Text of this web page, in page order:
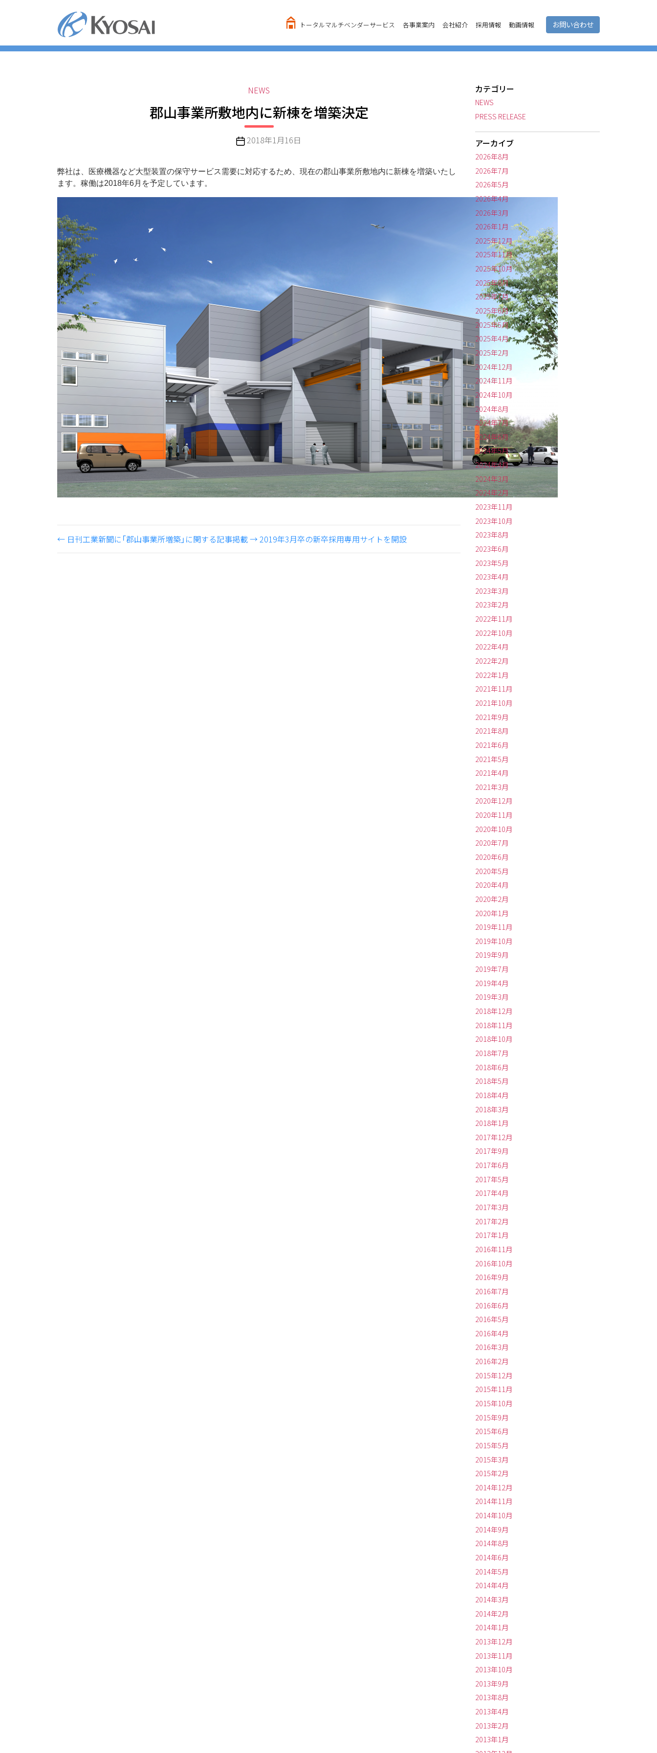
ツ
トータルマルチベンダーサービス 各事業案内 会社紹介 採用情報 動画情報 お問い合わせ
カ
ゴ
リ
ー
NEWS
郡山事業所敷地内に新棟を増築決定
投 2018年1月16日
弊社は、医療機器など大型装置の保守サービス需要に対応するため、現在の郡山事業所敷地内に新棟を増築いたし
ます。稼働は2018年6月を予定しています。
← 日刊工業新聞に「郡山事業所増築」に関する記事掲載→2019年3月卒の新卒採用専用サイトを開設
カテゴリー
NEWS
PRESS RELEASE
アーカイブ
2026年8月
2026年7月
2026年5月
2026年4月
2026年3月
2026年1月
2025年12月
2025年11月
2025年10月
2025年8月
2025年7月
2025年6月
2025年5月
2025年4月
2025年2月
2024年12月
2024年11月
2024年10月
2024年8月
2024年7月
2024年6月
2024年5月
2024年4月
2024年3月
2024年2月
2023年11月
2023年10月
2023年8月
2023年6月
2023年5月
2023年4月
2023年3月
2023年2月
2022年11月
2022年10月
2022年4月
2022年2月
2022年1月
2021年11月
2021年10月
2021年9月
2021年8月
2021年6月
2021年5月
2021年4月
2021年3月
2020年12月
2020年11月
2020年10月
2020年7月
2020年6月
2020年5月
2020年4月
2020年2月
2020年1月
2019年11月
2019年10月
2019年9月
2019年7月
2019年4月
2019年3月
2018年12月
2018年11月
2018年10月
2018年7月
2018年6月
2018年5月
2018年4月
2018年3月
2018年1月
2017年12月
2017年9月
2017年6月
2017年5月
2017年4月
2017年3月
2017年2月
2017年1月
2016年11月
2016年10月
2016年9月
2016年7月
2016年6月
2016年5月
2016年4月
2016年3月
2016年2月
2015年12月
2015年11月
2015年10月
2015年9月
2015年6月
2015年5月
2015年3月
2015年2月
2014年12月
2014年11月
2014年10月
2014年9月
2014年8月
2014年6月
2014年5月
2014年4月
2014年3月
2014年2月
2014年1月
2013年12月
2013年11月
2013年10月
2013年9月
2013年8月
2013年4月
2013年2月
2013年1月